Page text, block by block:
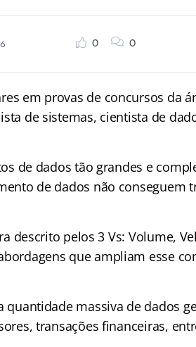
0 0
em provas de concursos da
de sistemas, cientista de
de dados tão grandes e
de dados não conseguem
descrito pelos 3 Vs: Volume,
que ampliam esse
quantidade massiva de dados
transações financeiras,